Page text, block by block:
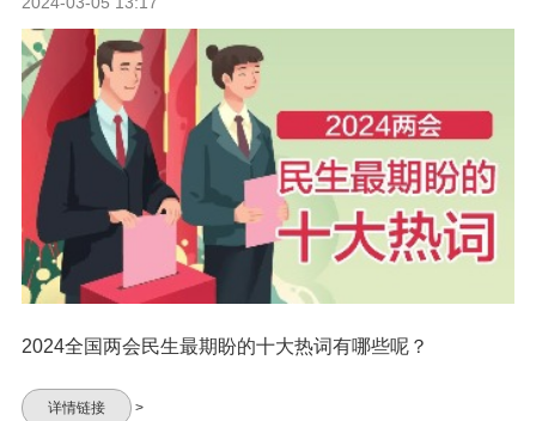
2024全国两会民生最期盼的十大热词有哪些呢？
详情链接 >